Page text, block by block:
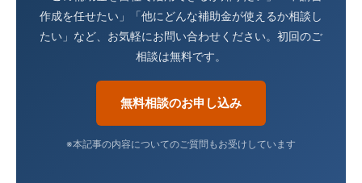
作成を任せたい」「他にどんな補助金が使えるか相談し
たい」など、お気軽にお問い合わせください。初回のご
相談は無料です。
無料相談のお申し込み
※本記事の内容についてのご質問もお受けしています